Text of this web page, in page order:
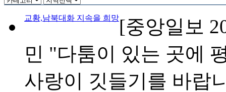
교황,남북대화 지속을 희망[중앙일보
민 "다툼이 있는 곳에
사랑이 깃들기를 바랍